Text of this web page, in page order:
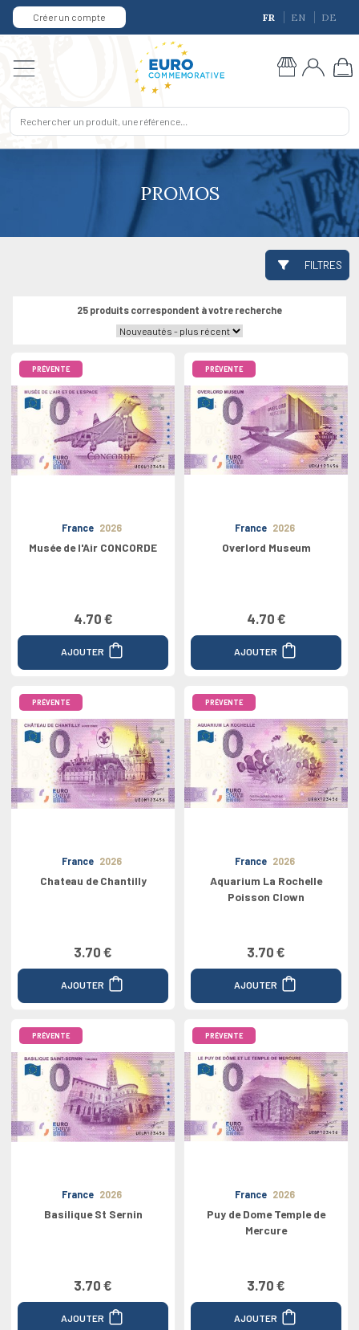
Créer un compte FR EN DE
PROMOS
FILTRES
25 produits correspondent à votre recherche
PRÉVENTE
France 2026
Musée de l'Air CONCORDE
4.70 €
AJOUTER
PRÉVENTE
France 2026
Overlord Museum
4.70 €
AJOUTER
PRÉVENTE
France 2026
Chateau de Chantilly
3.70 €
AJOUTER
PRÉVENTE
France 2026
Aquarium La Rochelle
Poisson Clown
3.70 €
AJOUTER
PRÉVENTE
France 2026
Basilique St Sernin
3.70 €
AJOUTER
PRÉVENTE
France 2026
Puy de Dome Temple de
Mercure
3.70 €
AJOUTER